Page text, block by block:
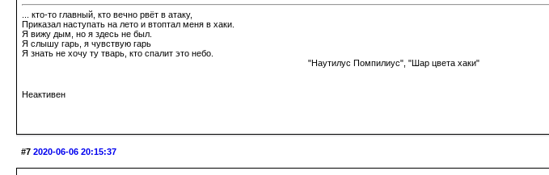
... кто-то главный, кто вечно рвёт в атаку,
Приказал наступать на лето и втоптал меня в хаки.
Я вижу дым, но я здесь не был.
Я слышу гарь, я чувствую гарь
Я знать не хочу ту тварь, кто спалит это небо.
"Наутилус Помпилиус", "Шар цвета хаки"
Неактивен
#7 2020-06-06 20:15:37